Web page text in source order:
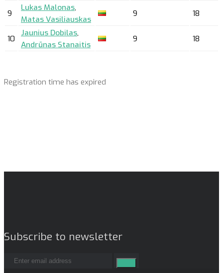
9
Lukas Malonas,
Matas Vasiliauskas
9 18
10
Jaunius Dobilas,
Andrūnas Stanaitis
9 18
Registration time has expired
Subscribe to newsletter